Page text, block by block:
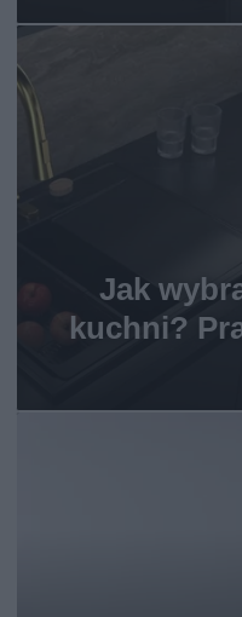
Jak
kuchni?